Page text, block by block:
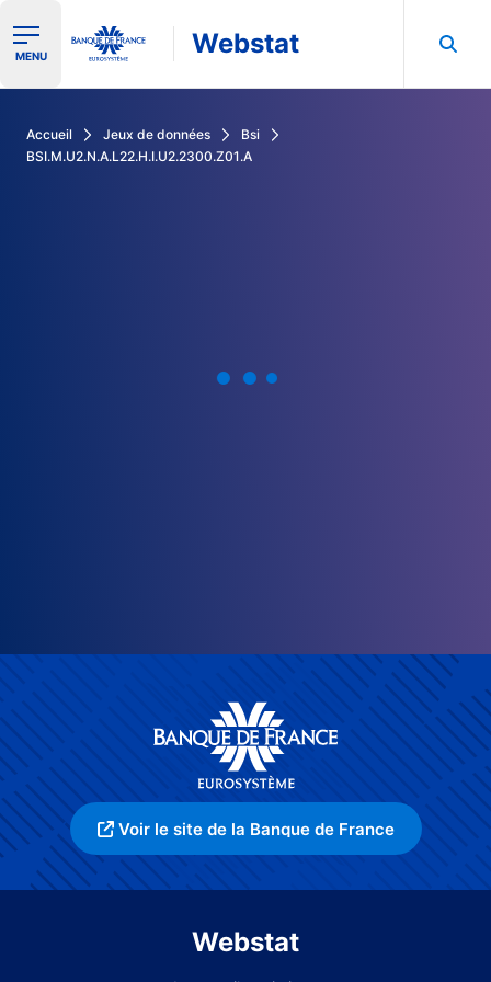
Ouvrir le menu de navigation
MENU Webstat
Accueil Jeux de données
Bsi
BSI.M.U2.N.A.L22.H.I.U2.2300.Z01.A
Voir le site de la Banque de France
Webstat